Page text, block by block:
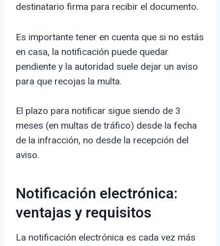
destinatario firma para recibir el documento.
Es importante tener en cuenta que si no estás
en casa, la notificación puede quedar
pendiente y la autoridad suele dejar un aviso
para que recojas la multa.
El plazo para notificar sigue siendo de 3
meses (en multas de tráfico) desde la fecha
de la infracción, no desde la recepción del
aviso.
Notificación electrónica:
ventajas y requisitos
La notificación electrónica es cada vez más